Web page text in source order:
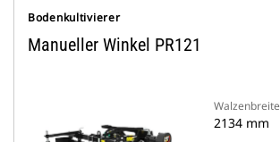
Bodenkultivierer
Manueller Winkel PR121
Walzenbreite
2134 mm